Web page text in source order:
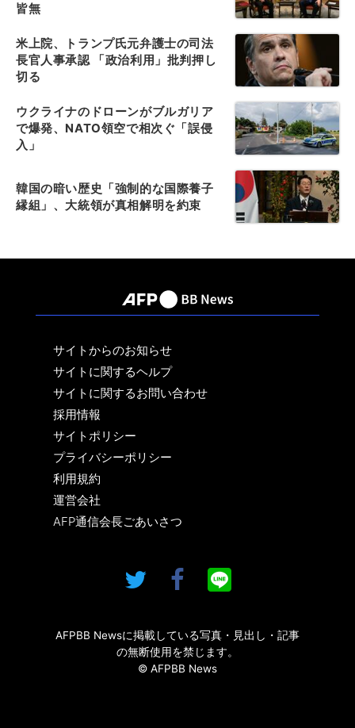
皆無
米上院、トランプ氏元弁護士の司法
長官人事承認 「政治利用」批判押し
切る
ウクライナのドローンがブルガリア
で爆発、NATO領空で相次ぐ「誤侵
入」
韓国の暗い歴史「強制的な国際養子
縁組」、大統領が真相解明を約束
サイトからのお知らせ
サイトに関するヘルプ
サイトに関するお問い合わせ
採用情報
サイトポリシー
プライバシーポリシー
利用規約
運営会社
AFP通信会長ごあいさつ
AFPBB Newsに掲載している写真・見出し・記事
の無断使用を禁じます。
© AFPBB News